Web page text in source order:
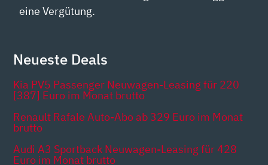
eine Vergütung.
Neueste Deals
Kia PV5 Passenger Neuwagen-Leasing für 220
[387] Euro im Monat brutto
Renault Rafale Auto-Abo ab 329 Euro im Monat
brutto
Audi A3 Sportback Neuwagen-Leasing für 428
Euro im Monat brutto